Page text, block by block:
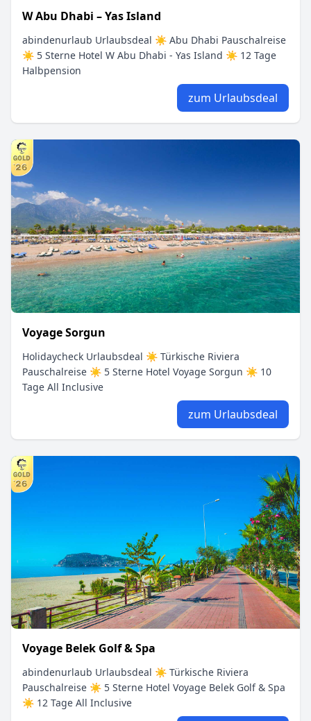
W Abu Dhabi – Yas Island
abindenurlaub Urlaubsdeal ☀ Abu Dhabi Pauschalreise
☀ 5 Sterne Hotel W Abu Dhabi - Yas Island ☀ 12 Tage
Halbpension
zum Urlaubsdeal
Voyage Sorgun
Holidaycheck Urlaubsdeal ☀ Türkische Riviera
Pauschalreise ☀ 5 Sterne Hotel Voyage Sorgun ☀ 10
Tage All Inclusive
zum Urlaubsdeal
Voyage Belek Golf & Spa
abindenurlaub Urlaubsdeal ☀ Türkische Riviera
Pauschalreise ☀ 5 Sterne Hotel Voyage Belek Golf & Spa
☀ 12 Tage All Inclusive